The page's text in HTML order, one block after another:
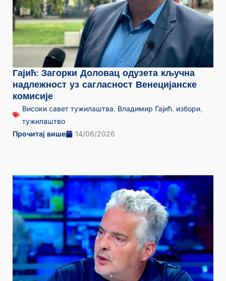
Гајић: Загорки Доловац одузета кључна
надлежност уз сагласност Венецијанске
комисије
Високи савет тужилаштва Владимир Гајић избори
тужилаштво
Прочитај више
14/06/2026